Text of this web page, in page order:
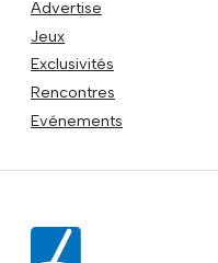
Advertise
Jeux
Exclusivités
Rencontres
Evénements